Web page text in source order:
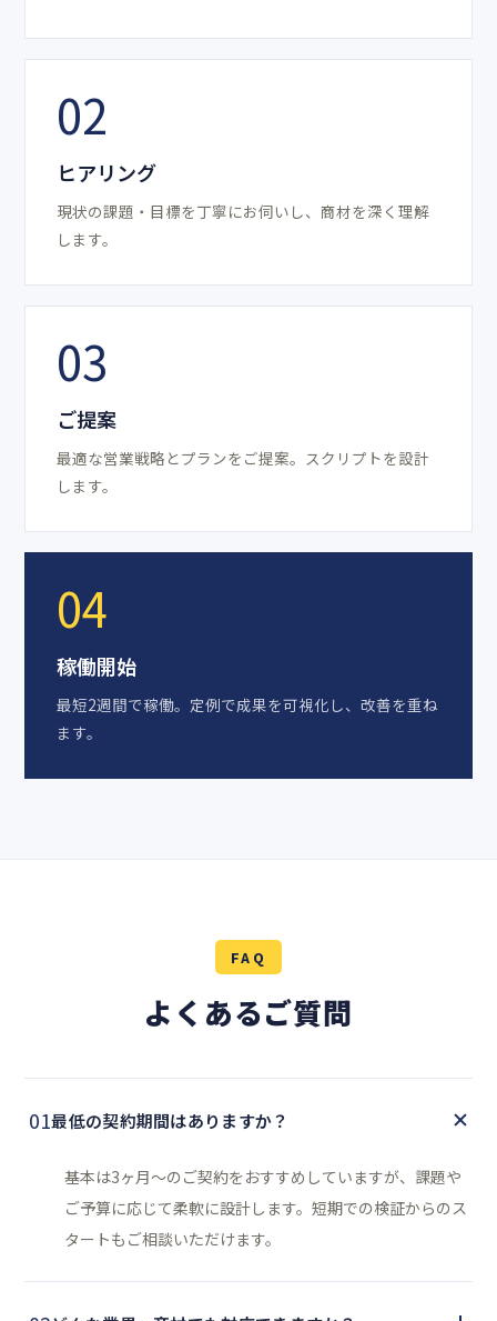
02
ヒアリング
現状の課題・目標を丁寧にお伺いし、商材を深く理解
します。
03
ご提案
最適な営業戦略とプランをご提案。スクリプトを設計
します。
04
稼働開始
最短2週間で稼働。定例で成果を可視化し、改善を重ね
ます。
FAQ
よくあるご質問
01最低の契約期間はありますか？
基本は3ヶ月〜のご契約をおすすめしていますが、課題や
ご予算に応じて柔軟に設計します。短期での検証からのス
タートもご相談いただけます。